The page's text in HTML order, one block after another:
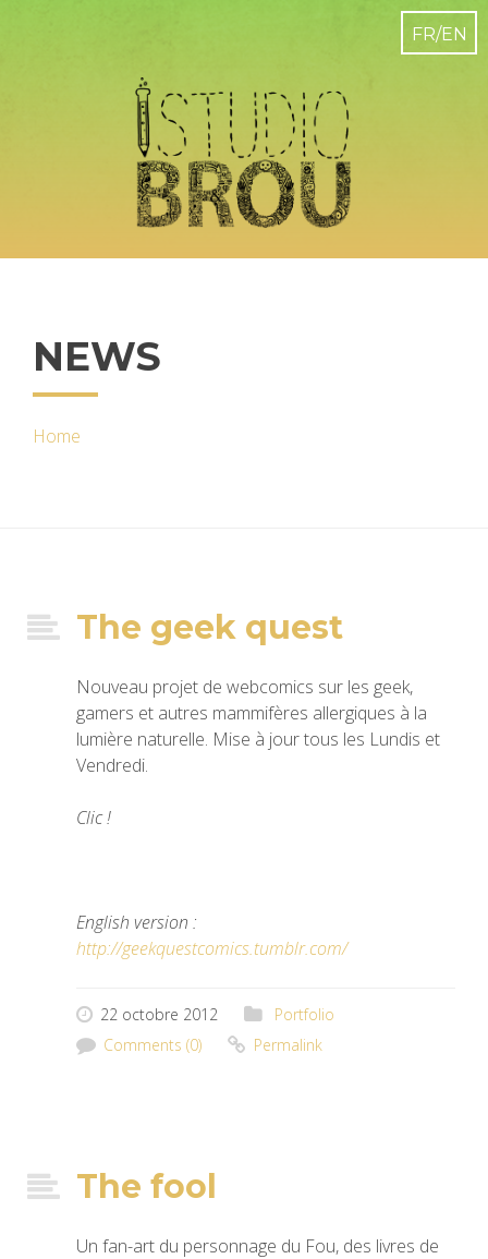
NEWS
Home
The geek quest
Nouveau projet de webcomics sur les geek,
gamers et autres mammifères allergiques à la
lumière naturelle. Mise à jour tous les Lundis et
Vendredi.
Clic !
English version :
http://geekquestcomics.tumblr.com/
22 octobre 2012
Portfolio
Comments (0)
Permalink
The fool
Un fan-art du personnage du Fou, des livres de